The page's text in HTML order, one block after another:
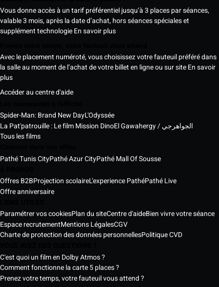
Vous donne accès à un tarif préférentiel jusqu’à 3 places par séances,
valable 3 mois, après la date d’achat, hors séances spéciales et
supplément technologieEn savoir plus
Avec le placement numéroté, vous choisissez votre fauteuil préféré dans
la salle au moment de l’achat de votre billet en ligne ou sur siteEn savoir
plus
Accéder au centre d'aide
Spider-Man: Brand New DayL'Odyssée
La Pat'patrouille : Le film Mission Dino
El Gawahergy / الجواهرجي
Tous les films
Pathé Tunis CityPathé Azur CityPathé Mall Of Sousse
Offres B2BProjection scolaireL'experience PathéPathé Live
Offre anniversaire
Paramétrer vos cookiesPlan du siteCentre d'aideBien vivre votre séance
Espace recrutementMentions LégalesCGV
Charte de protection des données personnellesPolitique CVD
C'est quoi un film en Dolby Atmos ?
Comment fonctionne la carte 5 places ?
Prenez votre temps, votre fauteuil vous attend ?